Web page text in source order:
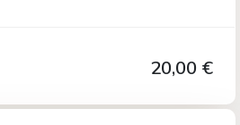
20,00 €